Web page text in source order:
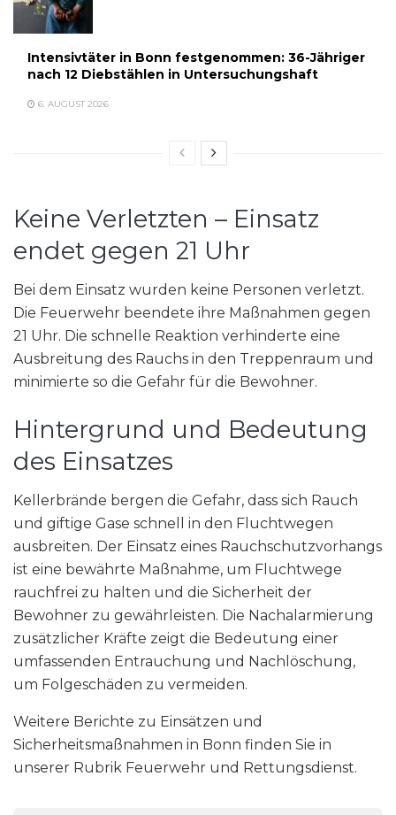
Intensivtäter in Bonn festgenommen: 36-Jähriger
nach 12 Diebstählen in Untersuchungshaft
6. AUGUST 2026
Keine Verletzten – Einsatz
endet gegen 21 Uhr
Bei dem Einsatz wurden keine Personen verletzt.
Die Feuerwehr beendete ihre Maßnahmen gegen
21 Uhr. Die schnelle Reaktion verhinderte eine
Ausbreitung des Rauchs in den Treppenraum und
minimierte so die Gefahr für die Bewohner.
Hintergrund und Bedeutung
des Einsatzes
Kellerbrände bergen die Gefahr, dass sich Rauch
und giftige Gase schnell in den Fluchtwegen
ausbreiten. Der Einsatz eines Rauchschutzvorhangs
ist eine bewährte Maßnahme, um Fluchtwege
rauchfrei zu halten und die Sicherheit der
Bewohner zu gewährleisten. Die Nachalarmierung
zusätzlicher Kräfte zeigt die Bedeutung einer
umfassenden Entrauchung und Nachlöschung,
um Folgeschäden zu vermeiden.
Weitere Berichte zu Einsätzen und
Sicherheitsmaßnahmen in Bonn finden Sie in
unserer Rubrik Feuerwehr und Rettungsdienst.